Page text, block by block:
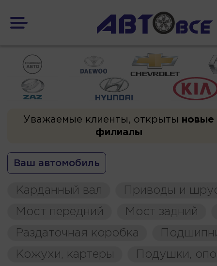
Уважаемые клиенты, открыты новые
филиалы
Ваш автомобиль
Карданный вал
Приводы и
Мост передний
Мост задний
Раздаточная коробка
Кожухи, картеры
Подушки,